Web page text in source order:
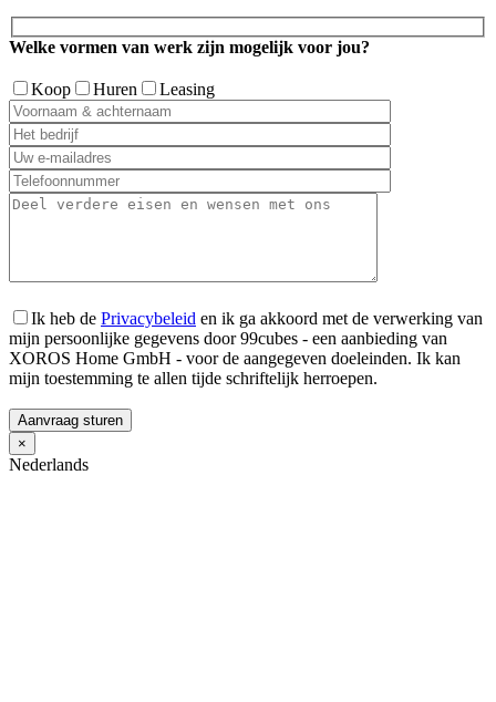
Welke vormen van werk zijn mogelijk voor jou?
Koop Huren Leasing
Ik heb de Privacybeleid en ik ga akkoord met de verwerking van
mijn persoonlijke gegevens door 99cubes - een aanbieding van
XOROS Home GmbH - voor de aangegeven doeleinden. Ik kan
mijn toestemming te allen tijde schriftelijk herroepen.
×
Nederlands